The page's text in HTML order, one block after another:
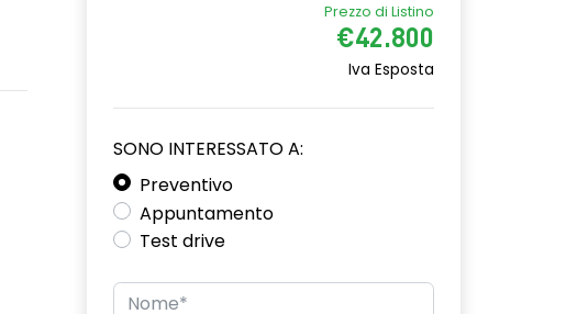
Prezzo di Listino
€42.800
Iva Esposta
SONO INTERESSATO A:
Preventivo
Appuntamento
Test drive